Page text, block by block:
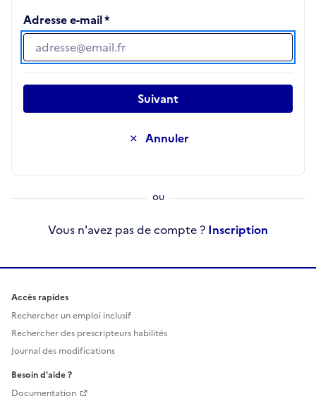
Adresse e-mail
Adresse e-mail
Annuler
Suivant
Vous n'avez pas de compte ? Inscription
Accès rapides
Rechercher un emploi inclusif
Rechercher des prescripteurs habilités
Journal des modifications
Besoin d'aide ?
Documentation